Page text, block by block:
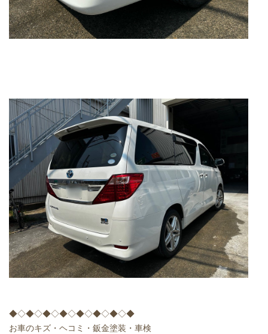
◆◇◆◇◆◇◆◇◆◇◆◇◆◇◆
お車のキズ・ヘコミ・鈑金塗装・車検